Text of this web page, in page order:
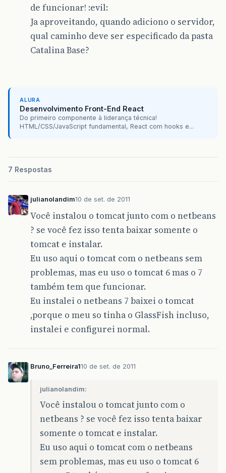
de funcionar! :evil:
Ja aproveitando, quando adiciono o servidor,
qual caminho deve ser especificado da pasta
Catalina Base?
ALURA
Desenvolvimento Front-End React
Do primeiro componente à liderança técnica!
HTML/CSS/JavaScript fundamental, React com hooks e...
7 Respostas
julianolandim10 de set. de 2011
Você instalou o tomcat junto com o netbeans
? se você fez isso tenta baixar somente o
tomcat e instalar.
Eu uso aqui o tomcat com o netbeans sem
problemas, mas eu uso o tomcat 6 mas o 7
também tem que funcionar.
Eu instalei o netbeans 7 baixei o tomcat
,porque o meu so tinha o GlassFish incluso,
instalei e configurei normal.
Bruno_Ferreira110 de set. de 2011
julianolandim:
Você instalou o tomcat junto com o
netbeans ? se você fez isso tenta baixar
somente o tomcat e instalar.
Eu uso aqui o tomcat com o netbeans
sem problemas, mas eu uso o tomcat 6